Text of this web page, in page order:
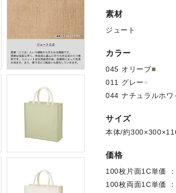
素材
ジュート
カラー
045 オリーブ■
011 グレー
044 ナチュラルホワ
サイズ
本体/約
価格
100枚片面1C単価
100枚両面1C単価